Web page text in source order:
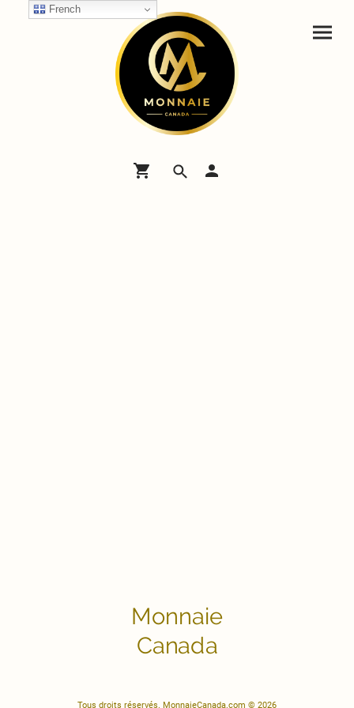
Monnaie
Canada
Tous droits réservés. MonnaieCanada.com © 2026
French